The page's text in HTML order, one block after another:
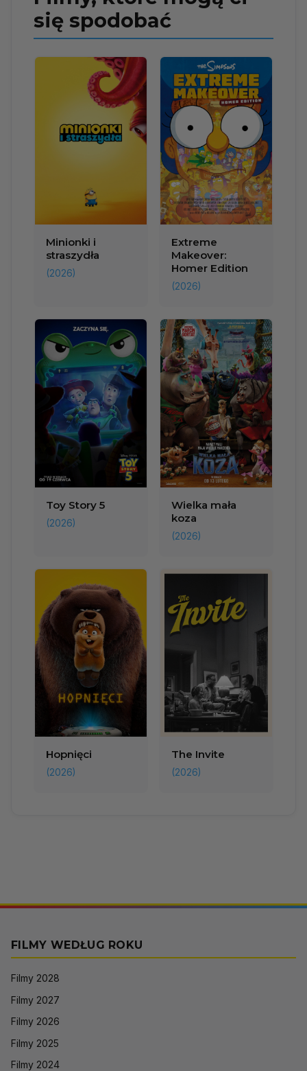
się spodobać
Minionki i
straszydła
(2026)
Extreme
Makeover:
Homer Edition
(2026)
Toy Story 5
(2026)
Wielka mała
koza
(2026)
Hopnięci
(2026)
The Invite
(2026)
FILMY WEDŁUG ROKU
Filmy 2028
Filmy 2027
Filmy 2026
Filmy 2025
Filmy 2024